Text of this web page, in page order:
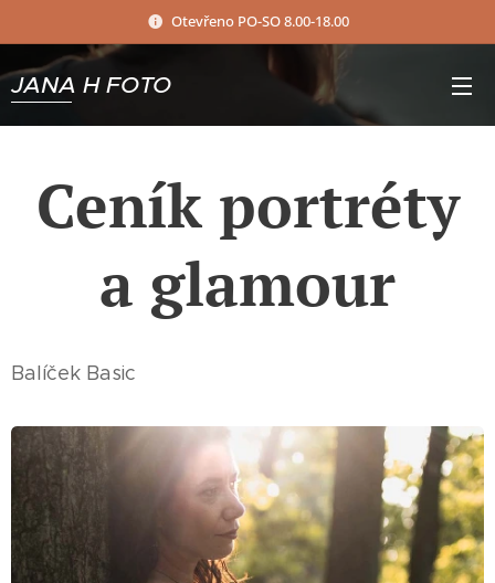
Otevřeno PO-SO 8.00-18.00
JANA H FOTO
Ceník portréty
a glamour
Balíček Basic